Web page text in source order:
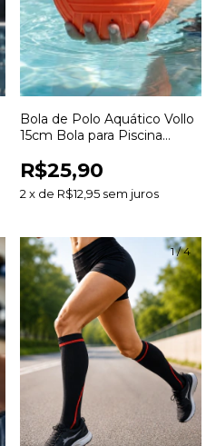
Bola de Polo Aquático Vollo
15cm Bola para Piscina
Aquáticos e Lazer
R$25,90
2 x de R$12,95 sem juros
1/4